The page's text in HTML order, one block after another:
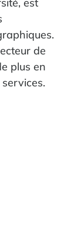
est
de
plus en